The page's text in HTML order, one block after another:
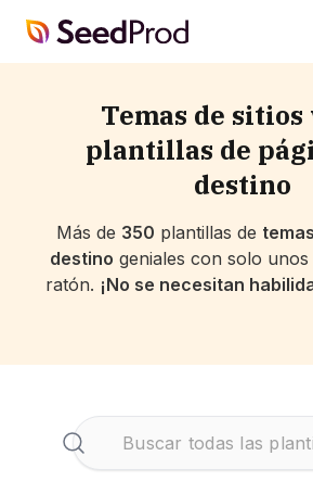
SeedProd
Temas de sitios
plantillas de
destino
Más de 350 plantillas de
destino geniales con solo
ratón. ¡No se necesitan